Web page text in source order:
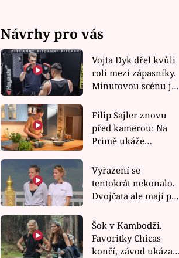
Návrhy pro vás
Vojta Dyk dřel kvůli
roli mezi zápasníky.
Minutovou scénu jel
Filip Sajler znovu
před kamerou: Na
Primě ukáže
rychlé recepty
Vyřazení se
tentokrát nekonalo.
Dvojčata ale mají po
závodu nůž na krku
Šok v Kambodži.
Favoritky Chicas
končí, závod ukázal